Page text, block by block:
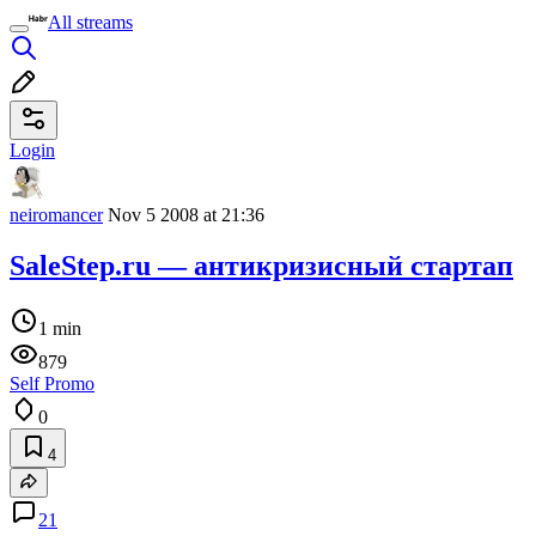
All streams
Login
neiromancerNov 5 2008 at 21:36
SaleStep.ru — антикризисный стартап
1 min
879
Self Promo
0
4
21